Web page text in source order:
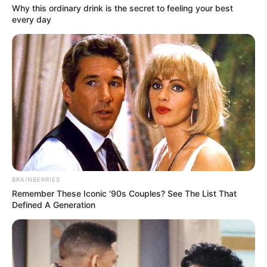
MANTÉNGASE EN ALERTA
Tenemos todas las noticias que le
interesan. Para estar bien informado, por
favor, active las notificaciones de Alerta.
ACTIVAR AHORA
TEMAS DESTACADOS
SARAMPIÓN
PARQUE DE DIVERSIONES
ELECCIONES PRESIDENCIALES
FENÓMENO DEL NIÑO
Why this ordinary drink is the secret to feeling your best
every day
BRAINBERRIES
Remember These Iconic '90s Couples? See The List That
Defined A Generation